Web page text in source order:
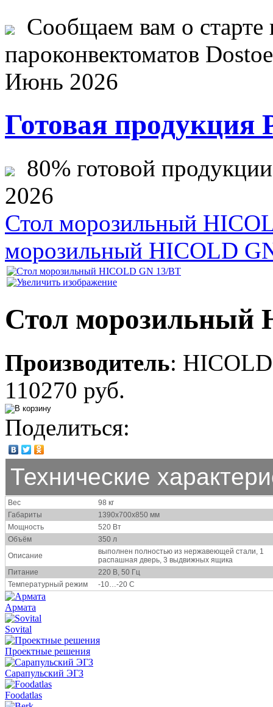
Сообщаем вам о старте
пароконвектоматов
Июнь 2026
Готовая продукция
80% готовой
2026
Стол морозильный
морозильный HICOLD
Стол морозильный
Производитель: HICOLD
110270 руб.
Поделиться:
Технические
Вес
98 кг
Габариты
1390х700х850 мм
Мощность
520 Вт
Объём
350 л
Описание
выполнен полностью из нержавеющей стали, 1
распашная дверь, 3 выдвижных ящика
Питание
220 В, 50 Гц
Температурный режим
-10…-20 С
Армата
Sovital
Проектные решения
Сарапульский ЭГЗ
Foodatlas